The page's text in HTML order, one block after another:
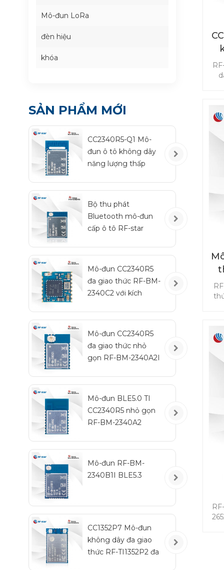
Mô-đun LoRa
đèn hiệu
khóa
SẢN PHẨM MỚI
CC2340R5-Q1 Mô-
đun ô tô không dây
năng lượng thấp
Bộ thu phát
Bluetooth mô-đun
cấp ô tô RF-star
Mô-đun CC2340R5
đa giao thức RF-BM-
2340C2 với kích
Mô-đun CC2340R5
đa giao thức nhỏ
gọn RF-BM-2340A2I
Mô-đun BLE5.0 TI
CC2340R5 nhỏ gọn
RF-BM-2340A2
Mô-đun RF-BM-
2340B1I BLE5.3
CC1352P7 Mô-đun
không dây đa giao
thức RF-TI1352P2 đa